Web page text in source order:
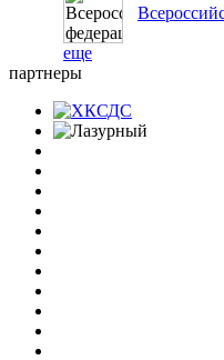
еще
партнеры